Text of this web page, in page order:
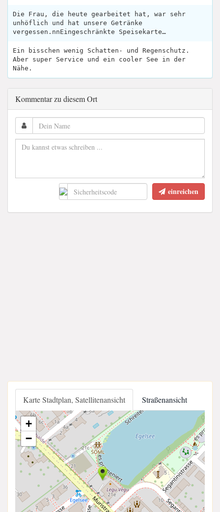
Die Frau, die heute gearbeitet hat, war sehr
unhöflich und hat unsere Getränke
vergessen.nnEingeschränkte Speisekarte…
Ein bisschen wenig Schatten- und Regenschutz.
Aber super Service und ein cooler See in der
Nähe.
Kommentar zu diesem Ort
einreichen
Karte Stadtplan, Satellitenansicht Straßenansicht
+
−